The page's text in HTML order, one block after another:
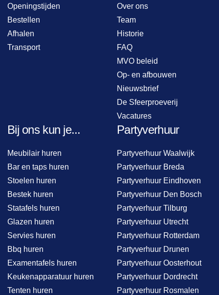
Openingstijden
Bestellen
Afhalen
Transport
Over ons
Team
Historie
FAQ
MVO beleid
Op- en afbouwen
Nieuwsbrief
De Sfeerproeverij
Vacatures
Bij ons kun je...
Meubilair huren
Bar en taps huren
Stoelen huren
Bestek huren
Statafels huren
Glazen huren
Servies huren
Bbq huren
Examentafels huren
Keukenapparatuur huren
Tenten huren
Partyverhuur
Partyverhuur Waalwijk
Partyverhuur Breda
Partyverhuur Eindhoven
Partyverhuur Den Bosch
Partyverhuur Tilburg
Partyverhuur Utrecht
Partyverhuur Rotterdam
Partyverhuur Drunen
Partyverhuur Oosterhout
Partyverhuur Dordrecht
Partyverhuur Rosmalen